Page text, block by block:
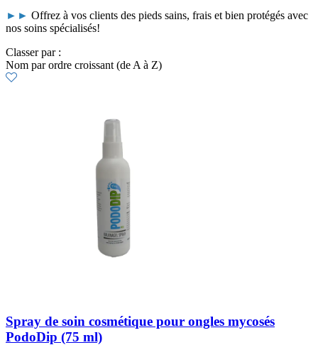
►► Offrez à vos clients des pieds sains, frais et bien protégés avec
nos soins spécialisés!
Classer par :
Nom par ordre croissant (de A à Z)
Spray de soin cosmétique pour ongles mycosés
PodoDip (75 ml)